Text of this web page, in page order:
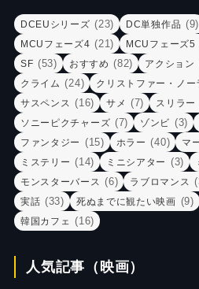
DCEUシリーズ (23) DC単独作品 (9)
MCUフェーズ4 (21) MCUフェーズ5
SF (53) おすすめ (82) アクション
クライム (24) クリストファー・ノー
サスペンス (16) サメ (7) スリラー
ソニーピクチャーズ (7) ゾンビ (3)
ファンタジー (15) ホラー (40) マ
ミステリー (14) ミニシアター (3)
モンスターバース (6) ラブロマンス
実話 (33) 死ぬまでに観たい映画 (9)
韓国カフェ (16)
人気記事（映画）